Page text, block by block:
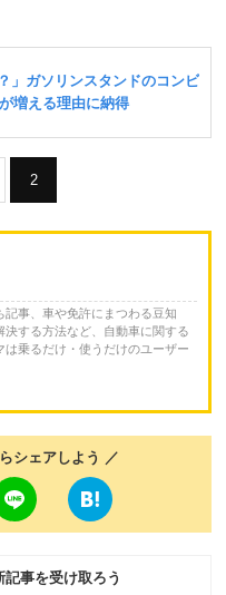
2
事、車や免許にまつわる豆知
する方法など、自動車に関する
乗るだけ・使うだけのユーザー
シェアしよう ／
事を受け取ろう